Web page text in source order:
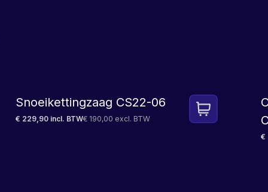
Snoeikettingzaag CS22-06
€ 229,90 incl. BTW€ 190,00 excl. BTW
€